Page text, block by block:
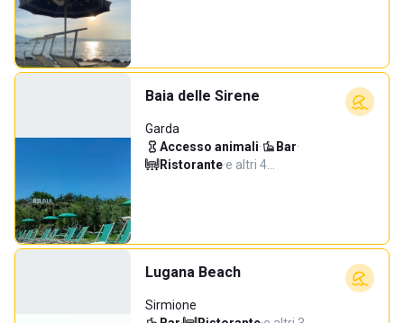
Baia delle Sirene
Garda
Accesso animali· Bar·
Ristorante·e altri 4…
Lugana Beach
Sirmione